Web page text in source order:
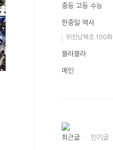
중등 고등 수능
한중일 역사
위진남북조 100화
블라블라
메인
최근글 인기글